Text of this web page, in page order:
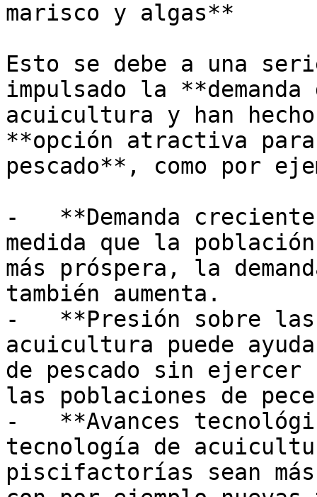
marisco y algas**
Esto se debe a una
impulsado la
acuicultura y han
**opción atractiva
pescado**, como por
-   **Demanda
medida que la
más próspera, la
también aumenta.
-   **Presión sobre
acuicultura puede
de pescado sin
las poblaciones de
-   **Avances
tecnología de
piscifactorías sean